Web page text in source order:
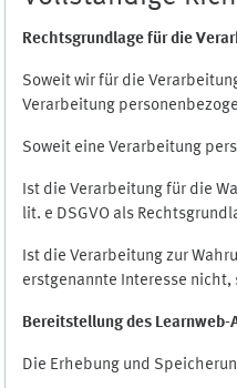
Rechtsgrundlage für die
Soweit wir für die
Verarbeitung
Soweit eine Verarbeitung
Ist die Verarbeitung für die
lit. e DSGVO als
Ist die Verarbeitung zur
erstgenannte Interesse
Bereitstellung des Learnweb-
Die Erhebung und